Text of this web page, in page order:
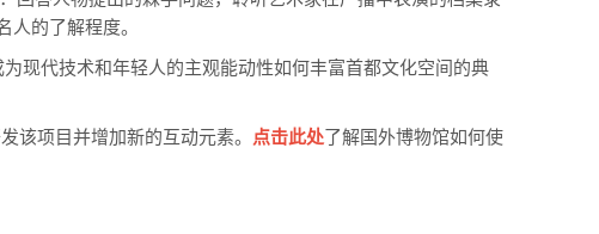
的了解程度。
现代技术和年轻人的主观能动性如何丰富首都文化空间的典
该项目并增加新的互动元素。 点击此处了解国外博物馆如何使